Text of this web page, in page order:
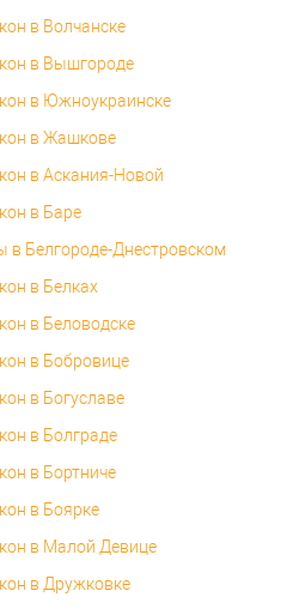
в Волчанске
в Вышгороде
в Южноукраинске
в Жашкове
в Аскания-Новой
в Баре
в Белгороде-Днестровском
в Белках
в Беловодске
в Бобровице
в Богуславе
в Болграде
в Бортниче
в Боярке
в Малой Девице
в Дружковке